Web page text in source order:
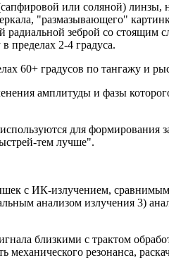
или соляной) линзы,
"размазывающего"
радиальной зеброй со
пределах 2-4 градуса.
60+ градусов по тангажу и
амплитуды и фазы
для формирования
тем лучше".
с ИК-излучением,
анализом излучения 3)
близкими с трактом
резонанса,